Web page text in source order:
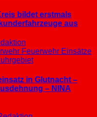
bildet erstmals
aus
Feuerwehr Einsätze
in Glutnacht –
– NINA